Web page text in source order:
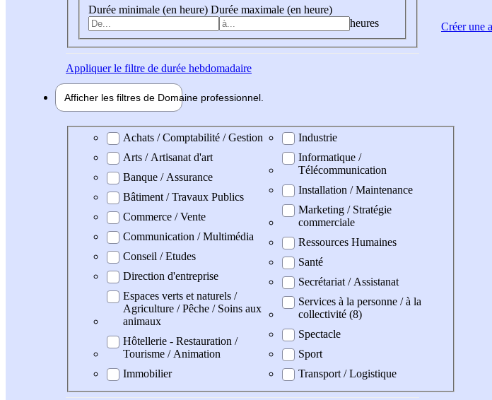
Durée minimale (en heure) Durée maximale (en heure)
heures
Appliquerle filtre de durée hebdomadaire
Afficher les filtres de Domaine professionnel
Domaine professionel
Achats / Comptabilité / Gestion
Arts / Artisanat d'art
Banque / Assurance
Bâtiment / Travaux Publics
Commerce / Vente
Communication / Multimédia
Conseil / Etudes
Direction d'entreprise
Espaces verts et naturels /
Agriculture / Pêche / Soins aux
animaux
Hôtellerie - Restauration /
Tourisme / Animation
Immobilier
Industrie
Informatique /
Télécommunication
Installation / Maintenance
Marketing / Stratégie
commerciale
Ressources Humaines
Santé
Secrétariat / Assistanat
Services à la personne / à la
collectivité (8)
Spectacle
Sport
Transport / Logistique
Créer une